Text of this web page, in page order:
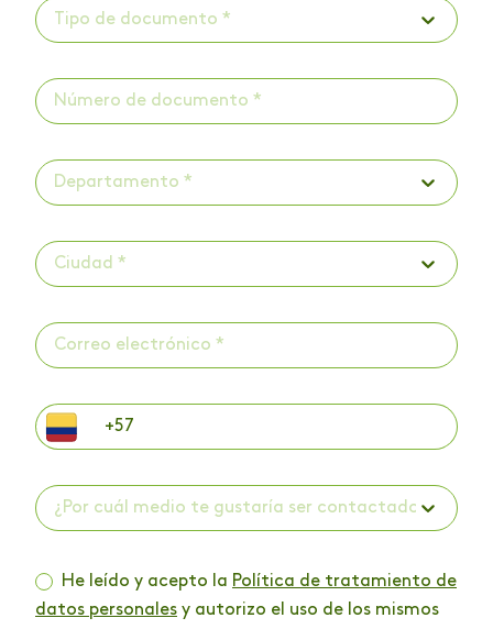
Tipo de documento *
Departamento *
Ciudad *
¿Por cuál medio te gustaría ser contactado? *
He leído y acepto la Política de tratamiento de
datos personales y autorizo el uso de los mismos